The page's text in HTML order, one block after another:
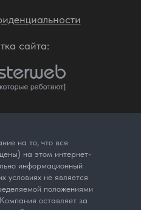
сайта:
на то, что вся
на этом интернет-
информационный
условиях не является
положениями
оставляет за